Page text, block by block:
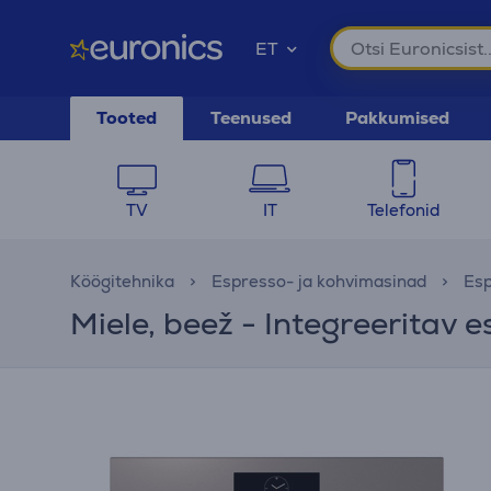
ET
Tooted Teenused Pakkumised
TV IT Telefonid
Köögitehnika Espresso- ja kohvimasinad
Miele, beež - Integreeritav